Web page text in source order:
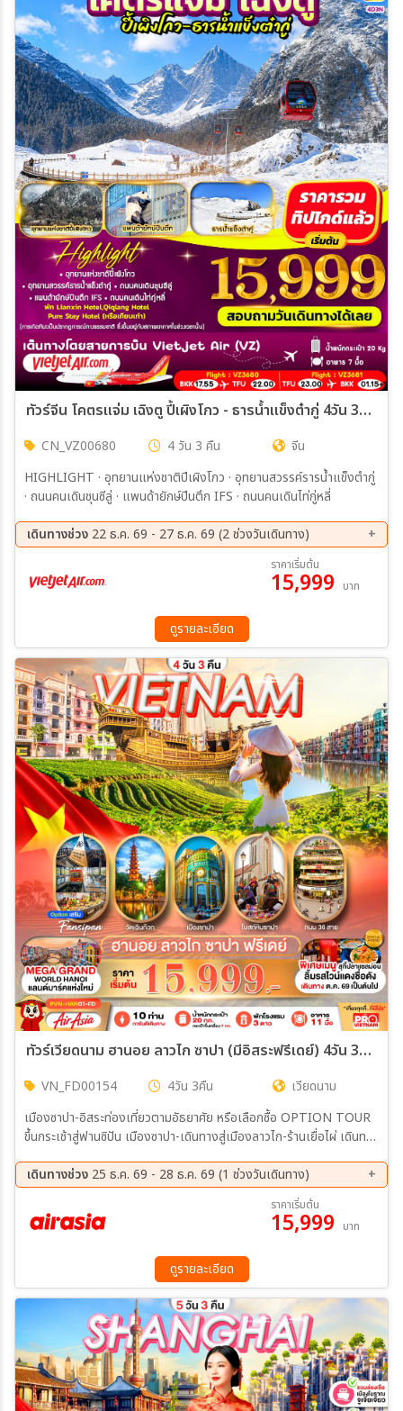
ทัวร์จีน โคตรแจ่ม เฉิงตู ปี้เผิงโกว - ธารน้ำแข็งต๋ากู่ 4วัน 3คืน (VZ)
CN_VZ00680 4 วัน 3 คืน
จีน
HIGHLIGHT · อุทยานแห่งชาติปีเผิงโกว · อุทยานสวรรค์รารน้ำแข็งตำกู่
· ถนนคนเดินชุนซีลู่ · แพนด้ายักษ์ปีนตึก IFS · ถนนคนเดินไท่กู่หลี่
เดินทางช่วง 22 ธ.ค. 69 - 27 ธ.ค. 69 (2 ช่วงวันเดินทาง)
24 ธ.ค. 69 - 27 ธ.ค. 69
ราคาเริ่มต้น
15,999 บาท
ดูรายละเอียด
ทัวร์เวียดนาม ฮานอย ลาวไก ซาปา (มีอิสระฟรีเดย์) 4วัน 3คืน (FD)
VN_FD00154 4วัน 3คืน
เวียดนาม
เมืองซาปา-อิสระท่องเที่ยวตามอัธยาศัย หรือเลือกซื้อ OPTION TOUR
ขึ้นกระเช้าสู่ฟานซิปัน เมืองซาปา-เดินทางสู่เมืองลาวไก-ร้านเยื่อไผ่ เดินทาง
ทำเนียบประธานาธิบดี วัดเจดีย์เสาเดียว-วัดเฉินก๊วก-ร้านขนม Mega
Grand World Hanoi-สนามบินฮานอย สนามบินดอนเมือง
เดินทางช่วง 25 ธ.ค. 69 - 28 ธ.ค. 69 (1 ช่วงวันเดินทาง)
ราคาเริ่มต้น
15,999 บาท
ดูรายละเอียด